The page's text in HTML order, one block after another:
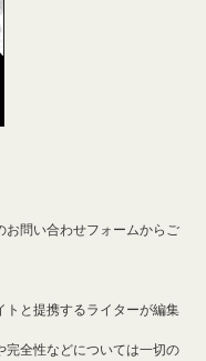
お問い合わせフォームからご
トと提携するライターが編集
完全性などについては一切の